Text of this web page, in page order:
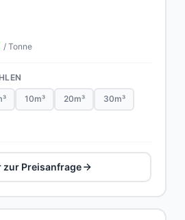
/ Tonne
10m³ 20m³ 30m³
zur Preisanfrage